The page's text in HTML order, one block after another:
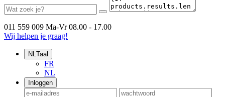
011 559 009 Ma-Vr 08.00 - 17.00
Wij helpen je graag!
NLTaal
FR
NL
Inloggen